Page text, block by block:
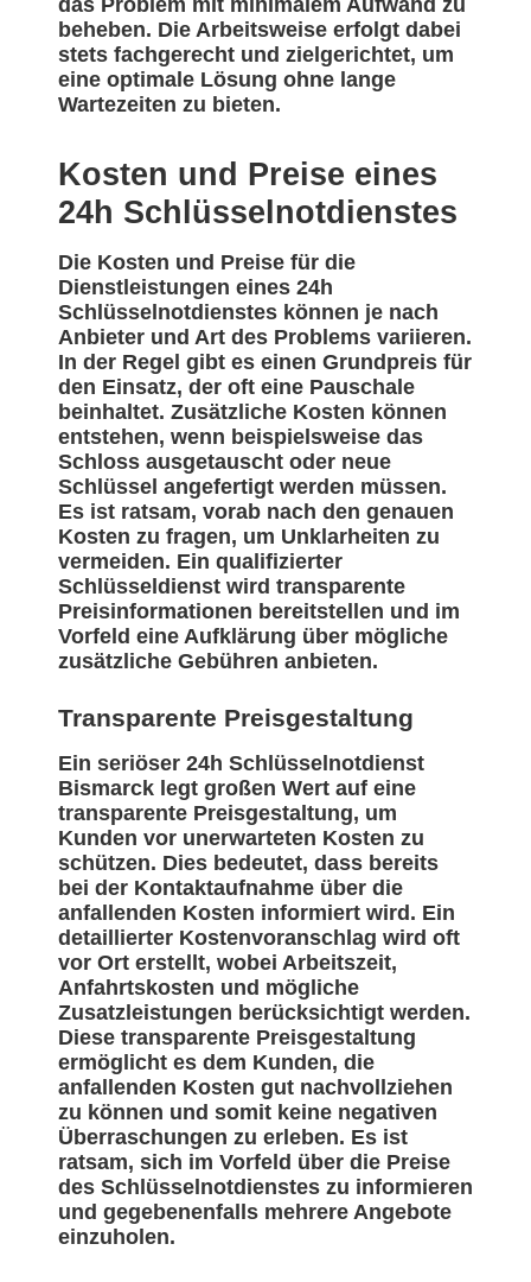
das Problem mit minimalem Aufwand zu
beheben. Die Arbeitsweise erfolgt dabei
stets fachgerecht und zielgerichtet, um
eine optimale Lösung ohne lange
Wartezeiten zu bieten.
Kosten und Preise eines
24h Schlüsselnotdienstes
Die Kosten und Preise für die
Dienstleistungen eines 24h
Schlüsselnotdienstes können je nach
Anbieter und Art des Problems variieren.
In der Regel gibt es einen Grundpreis für
den Einsatz, der oft eine Pauschale
beinhaltet. Zusätzliche Kosten können
entstehen, wenn beispielsweise das
Schloss ausgetauscht oder neue
Schlüssel angefertigt werden müssen.
Es ist ratsam, vorab nach den genauen
Kosten zu fragen, um Unklarheiten zu
vermeiden. Ein qualifizierter
Schlüsseldienst wird transparente
Preisinformationen bereitstellen und im
Vorfeld eine Aufklärung über mögliche
zusätzliche Gebühren anbieten.
Transparente Preisgestaltung
Ein seriöser 24h Schlüsselnotdienst
Bismarck legt großen Wert auf eine
transparente Preisgestaltung, um
Kunden vor unerwarteten Kosten zu
schützen. Dies bedeutet, dass bereits
bei der Kontaktaufnahme über die
anfallenden Kosten informiert wird. Ein
detaillierter Kostenvoranschlag wird oft
vor Ort erstellt, wobei Arbeitszeit,
Anfahrtskosten und mögliche
Zusatzleistungen berücksichtigt werden.
Diese transparente Preisgestaltung
ermöglicht es dem Kunden, die
anfallenden Kosten gut nachvollziehen
zu können und somit keine negativen
Überraschungen zu erleben. Es ist
ratsam, sich im Vorfeld über die Preise
des Schlüsselnotdienstes zu informieren
und gegebenenfalls mehrere Angebote
einzuholen.